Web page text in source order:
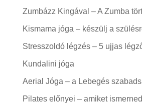
Zumbázz Kingával – A Zumba
Kismama jóga – készülj a
Stresszoldó légzés – 5 ujjas
Kundalini jóga
Aerial Jóga – a Lebegés
Pilates előnyei – amiket ismerned